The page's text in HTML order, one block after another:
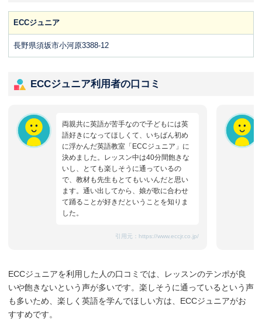
ECCジュニア
長野県須坂市小河原3388-12
ECCジュニア利用者の口コミ
両親共に英語が苦手なので子どもには英
語好きになってほしくて、いちばん初め
に浮かんだ英語教室「ECCジュニア」に
決めました。レッスン中は40分間飽きな
いし、とても楽しそうに通っているの
で、教材も先生もとてもいいんだと思い
ます。通い出してから、娘が歌に合わせ
て踊ることが好きだということを知りま
した。
引用元： https://www.eccjr.co.jp/
ECCジュニアを利用した人の口コミでは、レッスンのテンポが良
いや飽きないという声が多いです。楽しそうに通っているという声
も多いため、楽しく英語を学んでほしい方は、ECCジュニアがお
すすめです。